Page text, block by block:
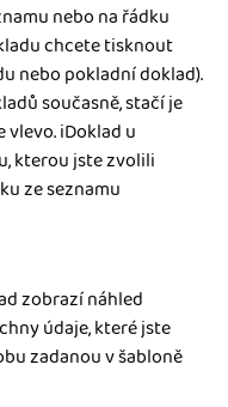
nebo na řádku
chcete tisknout
nebo pokladní doklad).
současně, stačí je
iDoklad u
kterou jste zvolili
ze seznamu
zobrazí náhled
údaje, které jste
zadanou v šabloně